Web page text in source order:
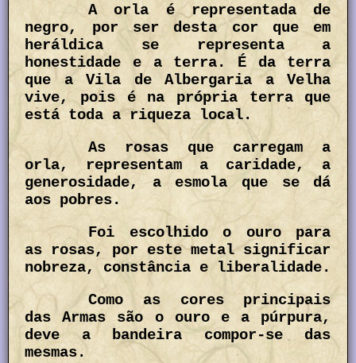
A orla é representada de
negro, por ser desta cor que em
heráldica se representa a
honestidade e a terra. É da terra
que a Vila de Albergaria a Velha
vive, pois é na própria terra que
está toda a riqueza local.
As rosas que carregam a
orla, representam a caridade, a
generosidade, a esmola que se dá
aos pobres.
Foi escolhido o ouro para
as rosas, por este metal significar
nobreza, constância e liberalidade.
Como as cores principais
das Armas são o ouro e a púrpura,
deve a bandeira compor-se das
mesmas.